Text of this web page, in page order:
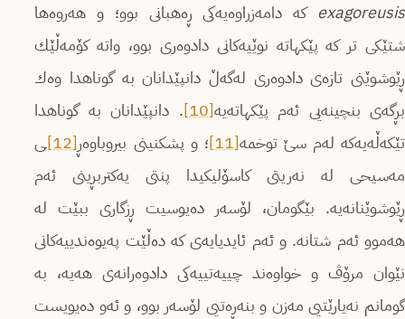
exagoreusis كه‌ دامه‌زراوه‌یه‌كی ڕه‌هبانی بوو؛ و هه‌روه‌ها
شتێكی تر كه‌ پێكهاته‌ نوێیه‌كانی دادوه‌ری بوو، واته‌ كۆمه‌ڵێك
ڕێوشوێنی تازه‌ی دادوه‌ری له‌گه‌ڵ دانپێدانان به‌ گوناهدا وه‌ك
بڕگه‌ی بنچینه‌یی ئه‌م پێكهاته‌یه[10]
‌. دانپێدانان به‌ گوناهدا
تێكه‌ڵه‌یه‌كه‌ له‌م سێ توخمه[11] ‌؛ و پشكنینی بیروباوه‌ڕ[12]
ـی
مه‌سیحی له‌ نه‌ریتی كاسۆلیكیدا پنتی یه‌كتربڕینی ئه‌م
ڕێوشوێنانه‌یه‌. بێگومان، لۆسه‌ر ده‌یوسیت ڕزگاری ببێت له‌
هه‌موو ئه‌م شتانه‌. و ئه‌م ئایدیایه‌ی كه ده‌ڵێت‌ په‌یوه‌ندییه‌كانی
نێوان مرۆڤ و خواوه‌ند چییه‌تییه‌كی دادوه‌رانه‌ی هه‌یه‌، به‌
گومانم نه‌یارێتیی مه‌زن و بنه‌ڕه‌تیی لۆسه‌ر بوو، و ئه‌و ده‌یویست